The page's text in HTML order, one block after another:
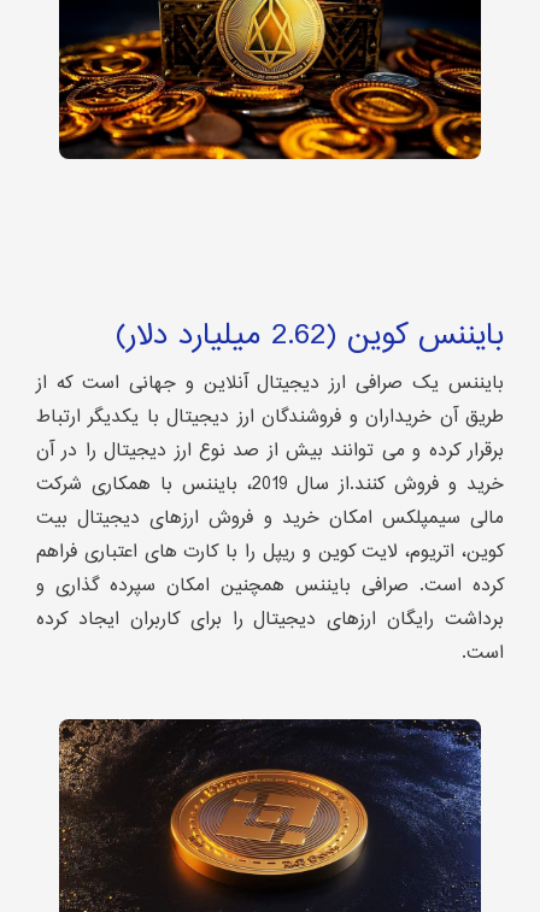
بایننس کوین (2.62 میلیارد دلار)
بایننس یک صرافی ارز دیجیتال آنلاین و جهانی است که از
طریق آن خریداران و فروشندگان ارز دیجیتال با یکدیگر ارتباط
برقرار کرده و می توانند بیش از صد نوع ارز دیجیتال را در آن
خرید و فروش کنند.از سال 2019، بایننس با همکاری شرکت
مالی سیمپلکس امکان خرید و فروش ارزهای دیجیتال بیت
کوین، اتریوم، لایت کوین و ریپل را با کارت های اعتباری فراهم
کرده است. صرافی بایننس همچنین امکان سپرده گذاری و
برداشت رایگان ارزهای دیجیتال را برای کاربران ایجاد کرده
است.